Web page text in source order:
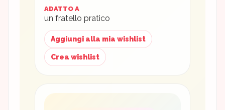
ADATTO A
un fratello pratico
Aggiungi alla mia wishlist
Crea wishlist